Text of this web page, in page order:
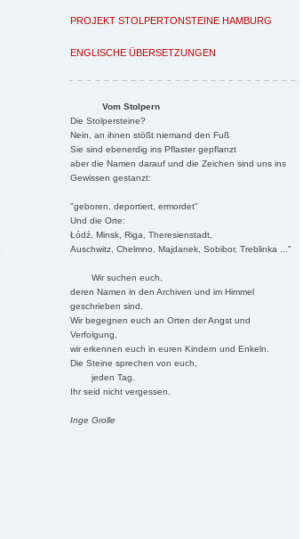
PROJEKT STOLPERTONSTEINE HAMBURG
ENGLISCHE ÜBERSETZUNGEN
Vom Stolpern
Die Stolpersteine?
Nein, an ihnen stößt niemand den Fuß
Sie sind ebenerdig ins Pflaster gepflanzt
aber die Namen darauf und die Zeichen sind uns ins
Gewissen gestanzt:
"geboren, deportiert, ermordet"
Und die Orte:
Łódź, Minsk, Riga, Theresienstadt,
Auschwitz, Chelmno, Majdanek, Sobibor, Treblinka ..."
Wir suchen euch,
deren Namen in den Archiven und im Himmel
geschrieben sind.
Wir begegnen euch an Orten der Angst und
Verfolgung,
wir erkennen euch in euren Kindern und Enkeln.
Die Steine sprechen von euch,
jeden Tag.
Ihr seid nicht vergessen.
Inge Grolle